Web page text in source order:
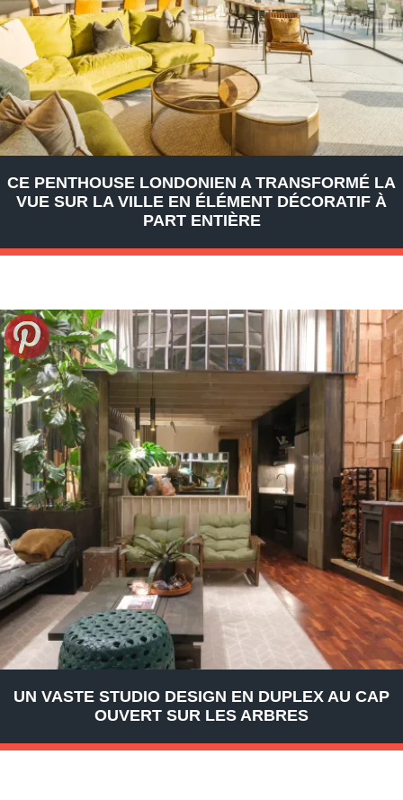
CE PENTHOUSE LONDONIEN A TRANSFORMÉ LA
VUE SUR LA VILLE EN ÉLÉMENT DÉCORATIF À
PART ENTIÈRE
UN VASTE STUDIO DESIGN EN DUPLEX AU CAP
OUVERT SUR LES ARBRES